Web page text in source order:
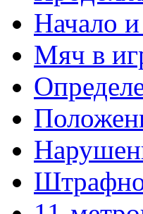
Начало
Мяч в